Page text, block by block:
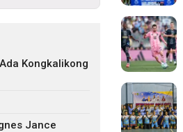
Kongkalikong
Jance